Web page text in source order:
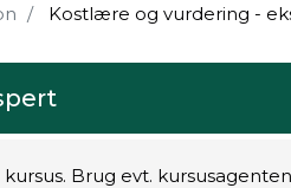
Kostlære og vurdering -
Brug evt.